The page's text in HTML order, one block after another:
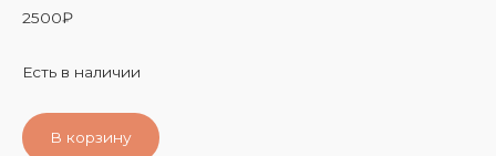
2500₽
Есть в наличии
В корзину